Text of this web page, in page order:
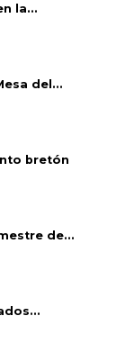
la...
del...
bretón
de...